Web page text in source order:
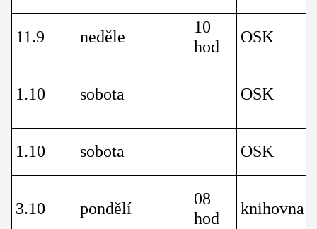
11.9 neděle
10
hod
OSK
1.10 sobota OSK
1.10 sobota OSK
3.10 pondělí
08
hod
knihovna